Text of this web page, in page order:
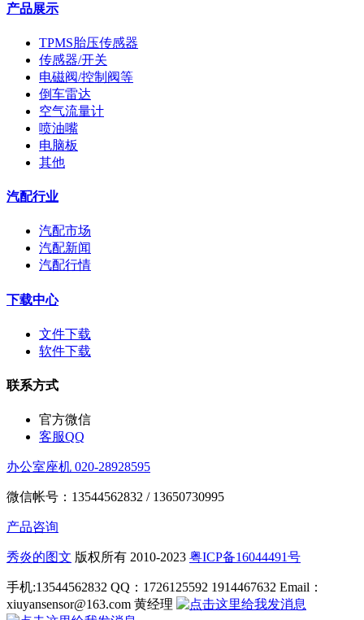
产品展示
TPMS胎压传感器
传感器/开关
电磁阀/控制阀等
倒车雷达
空气流量计
喷油嘴
电脑板
其他
汽配行业
汽配市场
汽配新闻
汽配行情
下载中心
文件下载
软件下载
联系方式
官方微信
客服QQ
办公室座机 020-28928595
微信帐号：13544562832 / 13650730995
产品咨询
秀炎的图文 版权所有 2010-2023 粤ICP备16044491号
手机:13544562832 QQ：1726125592 1914467632 Email：
xiuyansensor@163.com 黄经理